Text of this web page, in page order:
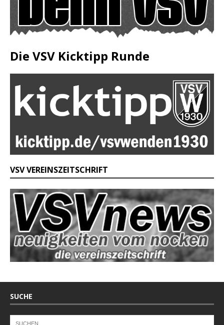
Die VSV Kicktipp Runde
VSV VEREINSZEITSCHRIFT
SUCHE